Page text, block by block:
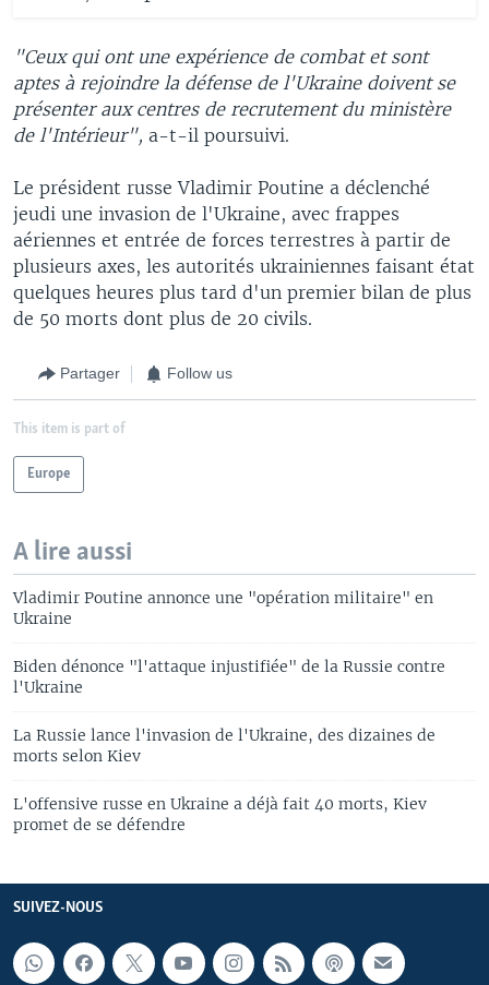
"Ceux qui ont une expérience de combat et sont
aptes à rejoindre la défense de l'Ukraine doivent se
présenter aux centres de recrutement du ministère
de l'Intérieur", a-t-il poursuivi.
Le président russe Vladimir Poutine a déclenché
jeudi une invasion de l'Ukraine, avec frappes
aériennes et entrée de forces terrestres à partir de
plusieurs axes, les autorités ukrainiennes faisant état
quelques heures plus tard d'un premier bilan de plus
de 50 morts dont plus de 20 civils.
Partager Follow us
This item is part of
Europe
A lire aussi
Vladimir Poutine annonce une "opération militaire" en
Ukraine
Biden dénonce "l'attaque injustifiée" de la Russie contre
l'Ukraine
La Russie lance l'invasion de l'Ukraine, des dizaines de
morts selon Kiev
L'offensive russe en Ukraine a déjà fait 40 morts, Kiev
promet de se défendre
SUIVEZ-NOUS